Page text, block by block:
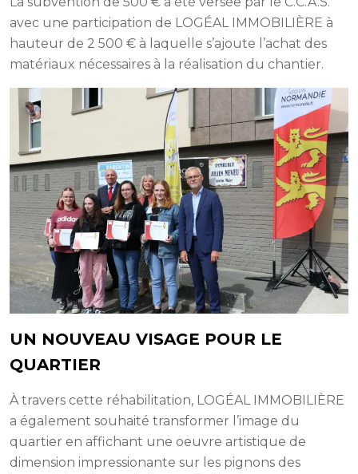
avec une participation de LOGÉAL IMMOBILIÈRE à
hauteur de 2 500 € à laquelle s’ajoute l’achat des
matériaux nécessaires à la réalisation du chantier.
UN NOUVEAU VISAGE POUR LE
QUARTIER
À travers cette réhabilitation, LOGÉAL IMMOBILIÈRE
a également souhaité transformer l’image du
quartier en affichant une oeuvre artistique de
dimension impressionante sur les pignons des